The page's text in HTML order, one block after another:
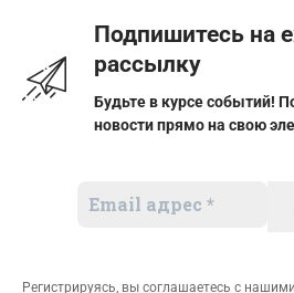
Подпишитесь на
рассылку
Будьте в курсе событий!
новости прямо на свою
Регистрируясь, вы соглашаетесь с нашими